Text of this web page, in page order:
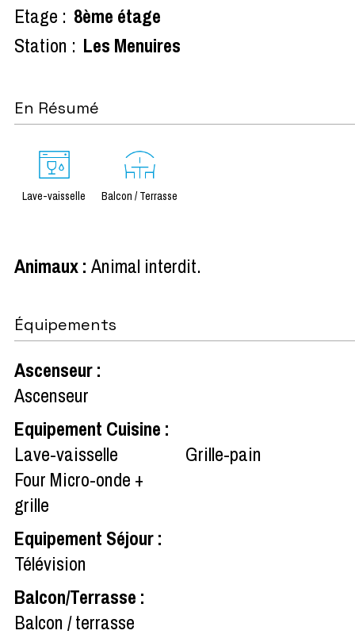
Etage : 8ème étage
Station : Les Menuires
En Résumé
Lave-vaisselle Balcon / Terrasse
Animaux: Animal interdit
Équipements
Ascenseur:
Ascenseur
Equipement Cuisine :
Lave-vaisselle
Grille-pain
Four Micro-onde +
grille
Equipement Séjour:
Télévision
Balcon/Terrasse :
Balcon / terrasse